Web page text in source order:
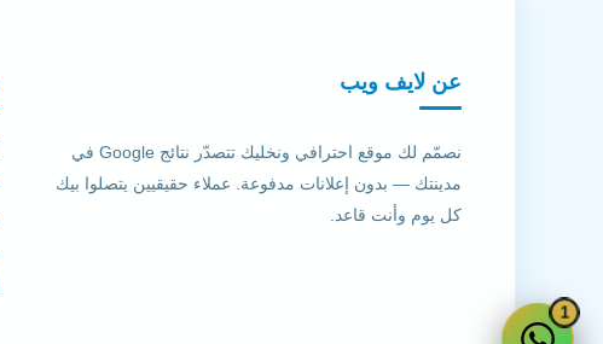
عن لايف ويب
نصمّم لك موقع احترافي ونخليك تتصدّر نتائج Google في
مدينتك — بدون إعلانات مدفوعة. عملاء حقيقيين يتصلوا بيك
كل يوم وأنت قاعد.
1